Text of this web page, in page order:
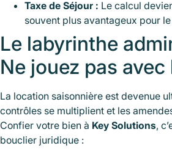
Taxe de Séjour : Le calcul
souvent plus avantageux pour
Le labyrinthe
Ne jouez pas avec
La location saisonnière est devenue
contrôles se multiplient et les
Confier votre bien à Key Solutions,
bouclier juridique :